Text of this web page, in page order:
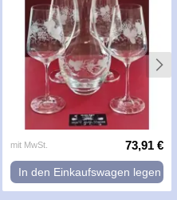
mit MwSt. 73,91 €
In den Einkaufswagen legen